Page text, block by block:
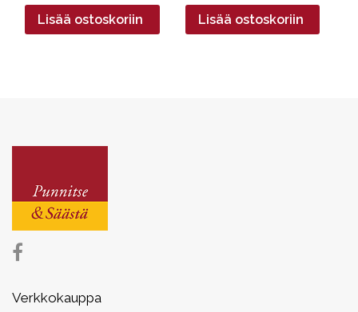
Lisää ostoskoriin Lisää ostoskoriin
Verkkokauppa